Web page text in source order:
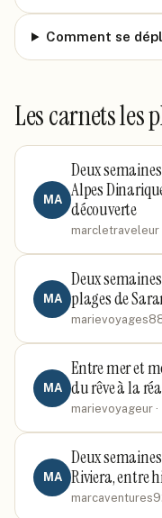
Comment se
Les carnets les
MA
Deux
Alpes
découverte
marcletraveleur
MA
Deux
plages de
MA
Entre mer et
du rêve à la
marievoyageur
MA
Deux
Riviera, entre